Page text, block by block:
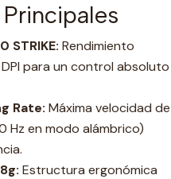
STRIKE: Rendimiento
para un control absoluto
Rate: Máxima velocidad de
Hz en modo alámbrico)
Estructura ergonómica